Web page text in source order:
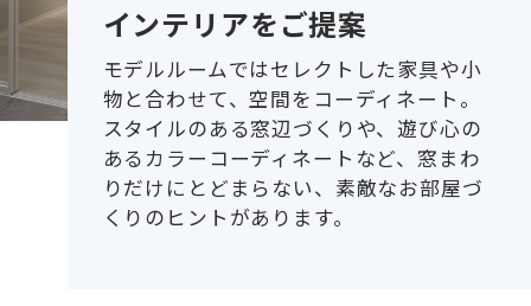
インテリアをご提案
モデルルームではセレクトした家具や小
物と合わせて、空間をコーディネート。
スタイルのある窓辺づくりや、遊び心の
あるカラーコーディネートなど、窓まわ
りだけにとどまらない、素敵なお部屋づ
くりのヒントがあります。